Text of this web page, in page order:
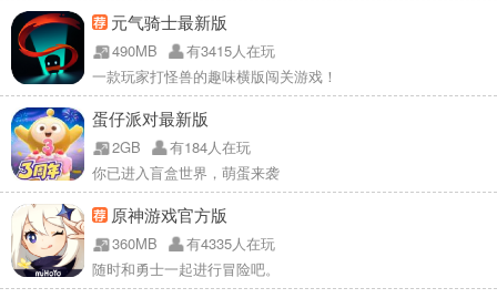
元气骑士最新版
490MB
有3415人在玩
一款玩家打怪兽的趣味横版闯关游戏！
蛋仔派对最新版
2GB
有184人在玩
你已进入盲盒世界，萌蛋来袭
原神游戏官方版
360MB
有4335人在玩
随时和勇士一起进行冒险吧。